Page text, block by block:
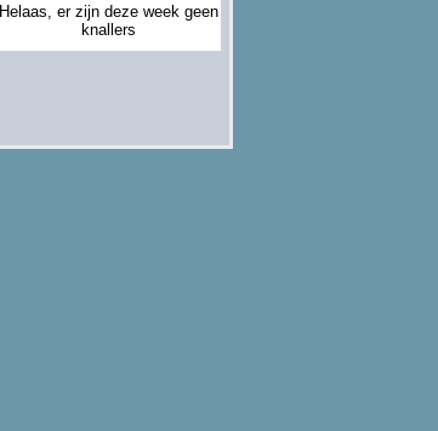
Helaas, er zijn deze week geen
knallers